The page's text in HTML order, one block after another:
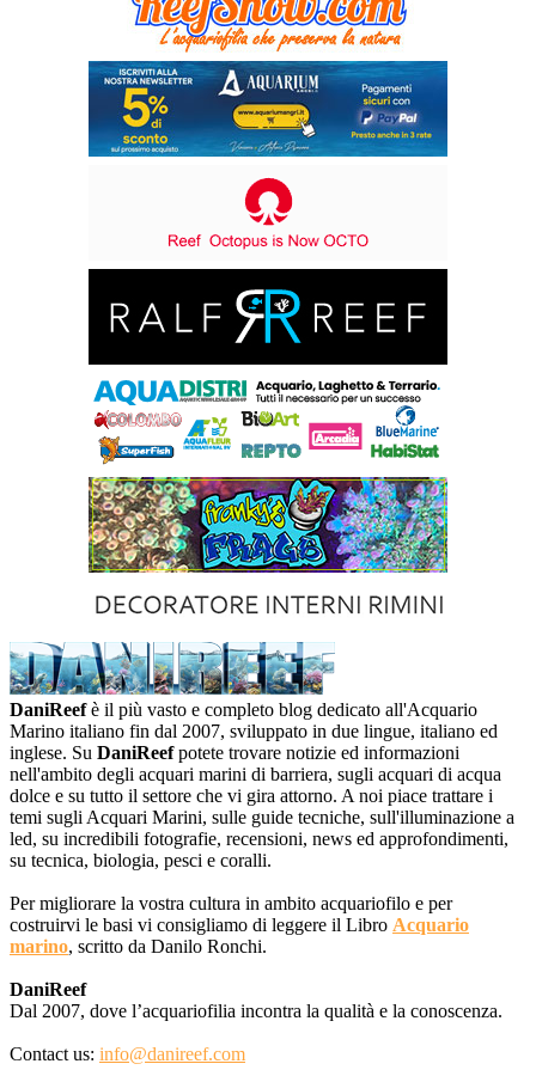
DaniReefè il più vasto e completo blog dedicato all'Acquario
Marino italiano fin dal 2007, sviluppato in due lingue, italiano ed
inglese. Su DaniReefpotete trovare notizie ed informazioni
nell'ambito degli acquari marini di barriera, sugli acquari di acqua
dolce e su tutto il settore che vi gira attorno. A noi piace trattare i
temi sugli Acquari Marini, sulle guide tecniche, sull'illuminazione a
led, su incredibili fotografie, recensioni, news ed approfondimenti,
su tecnica, biologia, pesci e coralli.
Per migliorare la vostra cultura in ambito acquariofilo e per
costruirvi le basi vi consigliamo di leggere il Libro Acquario
marino, scritto da Danilo Ronchi.
DaniReef
Dal 2007, dove l’acquariofilia incontra la qualità e la conoscenza.
Contact us: info@danireef.com